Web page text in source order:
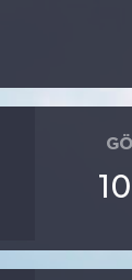
10